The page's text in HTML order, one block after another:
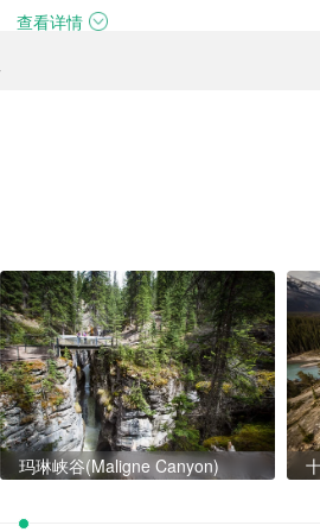
查看详情
玛琳峡谷(Maligne Canyon)